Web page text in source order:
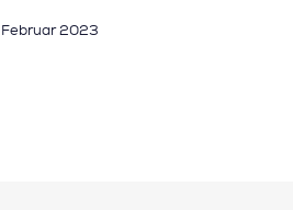
Februar 2023